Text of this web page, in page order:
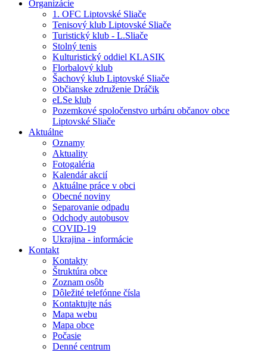
Organizácie
1. OFC Liptovské Sliače
Tenisový klub Liptovské Sliače
Turistický klub - L.Sliače
Stolný tenis
Kulturistický oddiel KLASIK
Florbalový klub
Šachový klub Liptovské Sliače
Občianske združenie Dráčik
eLSe klub
Pozemkové spoločenstvo urbáru občanov obce
Liptovské Sliače
Aktuálne
Oznamy
Aktuality
Fotogaléria
Kalendár akcií
Aktuálne práce v obci
Obecné noviny
Separovanie odpadu
Odchody autobusov
COVID-19
Ukrajina - informácie
Kontakt
Kontakty
Štruktúra obce
Zoznam osôb
Dôležité telefónne čísla
Kontaktujte nás
Mapa webu
Mapa obce
Počasie
Denné centrum